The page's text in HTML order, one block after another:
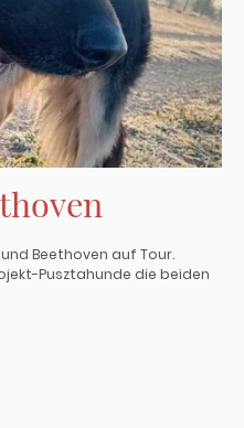
Beethoven auf Tour.
Pusztahunde die beiden